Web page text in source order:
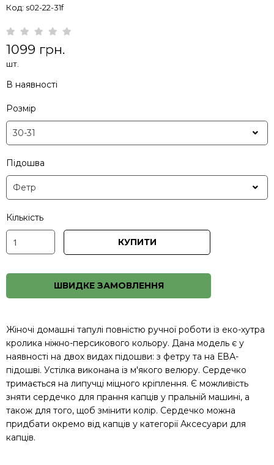
Код: s02-22-31f
1099 грн.
шт.
В наявності
Розмір
Підошва
Кількість
КУПИТИ
ШВИДКЕ ЗАМОВЛЕННЯ
Жіночі домашні тапулі повністю ручної роботи із еко-хутра
кролика ніжно-персикового кольору. Дана модель є у
наявності на двох видах підошви: з фетру та на ЕВА-
підошві. Устілка виконана із м'якого велюру. Сердечко
тримається на липучці міцного кріплення. Є можливість
зняти сердечко для прання капців у пральній машині, а
також для того, щоб змінити колір. Сердечко можна
придбати окремо від капців у категоріїАксесуари для
капців.